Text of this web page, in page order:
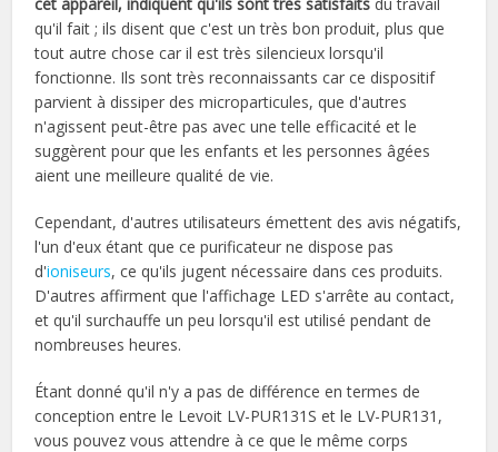
qu'il fait ; ils disent que c'est un très bon produit, plus que
tout autre chose car il est très silencieux lorsqu'il
fonctionne. Ils sont très reconnaissants car ce dispositif
parvient à dissiper des microparticules, que d'autres
n'agissent peut-être pas avec une telle efficacité et le
suggèrent pour que les enfants et les personnes âgées
aient une meilleure qualité de vie.
Cependant, d'autres utilisateurs émettent des avis négatifs,
l'un d'eux étant que ce purificateur ne dispose pas
d'ioniseurs, ce qu'ils jugent nécessaire dans ces produits.
D'autres affirment que l'affichage LED s'arrête au contact,
et qu'il surchauffe un peu lorsqu'il est utilisé pendant de
nombreuses heures.
Étant donné qu'il n'y a pas de différence en termes de
conception entre le Levoit LV-PUR131S et le LV-PUR131,
vous pouvez vous attendre à ce que le même corps